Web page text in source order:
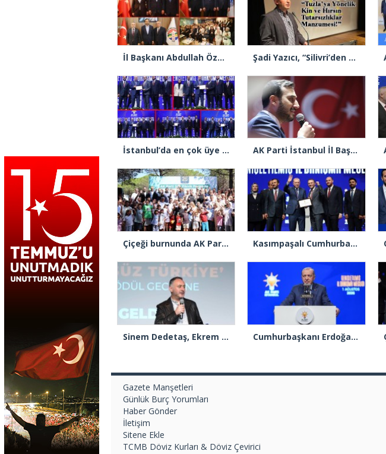
İl Başkanı Abdullah Özdemir: “AK Parti’nin kapısı milletine hizmet etmek isteyen herkese açıktır” Şadi Yazıcı, “Silivri’den alınan talimatla hakkımda karalama kampanyası yürütülüyor”
İstanbul’da en çok üye yapan ilçe başkanları beratlarını Cumhurbaşkanı Erdoğan’ın elinden aldı AK Parti İstanbul İl Başkanı Abdullah Özdemir’den Ertuğrul Özkök’e “Franco” tepkisi
Çiçeği burnunda AK Parti’li Şile Belediye Başkan Vekili Sacit Terzi, teşkilatlarla piknikte buluştu Kasımpaşalı Cumhurbaşkanı Erdoğan’dan İstanbul üye birincisi Beyoğlu İlçe Başkanı Kasım Fırat’a plaket
Sinem Dedetaş, Ekrem İmamoğlu’nun kurbanı mı oldu? Cumhurbaşkanı Erdoğan: “Türkiye’nin açık ara birinci partisiyiz”
Gazete Manşetleri
Günlük Burç Yorumları
Haber Gönder
İletişim
Sitene Ekle
TCMB Döviz Kurları & Döviz Çevirici